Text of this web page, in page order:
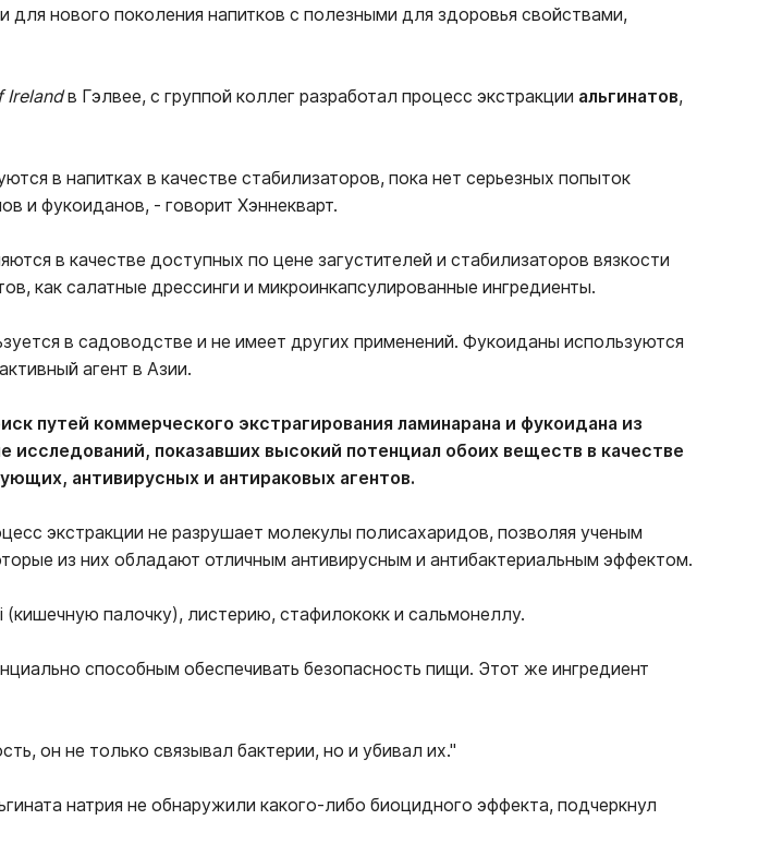
нового поколения напитков с полезными для здоровья свойствами,
Irelandв Гэлвее, с группой коллег разработал процесс экстракции альгинатов,
в напитках в качестве стабилизаторов, пока нет серьезных попыток
и фукоиданов, - говорит Хэннекварт.
в качестве доступных по цене загустителей и стабилизаторов вязкости
как салатные дрессинги и микроинкапсулированные ингредиенты.
в садоводстве и не имеет других применений. Фукоиданы используются
агент в Азии.
путей коммерческого экстрагирования ламинарана и фукоидана из
исследований, показавших высокий потенциал обоих веществ в качестве
антивирусных и антираковых агентов.
экстракции не разрушает молекулы полисахаридов, позволяя ученым
из них обладают отличным антивирусным и антибактериальным эффектом.
(кишечную палочку), листерию, стафилококк и сальмонеллу.
способным обеспечивать безопасность пищи. Этот же ингредиент
он не только связывал бактерии, но и убивал их."
натрия не обнаружили какого-либо биоцидного эффекта, подчеркнул